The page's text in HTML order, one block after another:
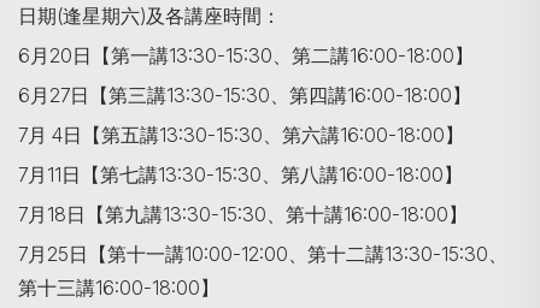
日期(逢星期六)及各講座時間：
6月20日【第一講13:30-15:30、第二講16:00-18:00】
6月27日【第三講13:30-15:30、第四講16:00-18:00】
7月 4日【第五講13:30-15:30、第六講16:00-18:00】
7月11日【第七講13:30-15:30、第八講16:00-18:00】
7月18日【第九講13:30-15:30、第十講16:00-18:00】
7月25日【第十一講10:00-12:00、第十二講13:30-15:30、
第十三講16:00-18:00】